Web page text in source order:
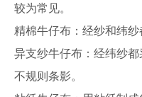
较为常见。
精棉牛仔布：经纱和纬纱
异支纱牛仔布：经纬纱
不规则条影。